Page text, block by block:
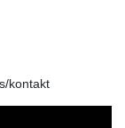
kontakt